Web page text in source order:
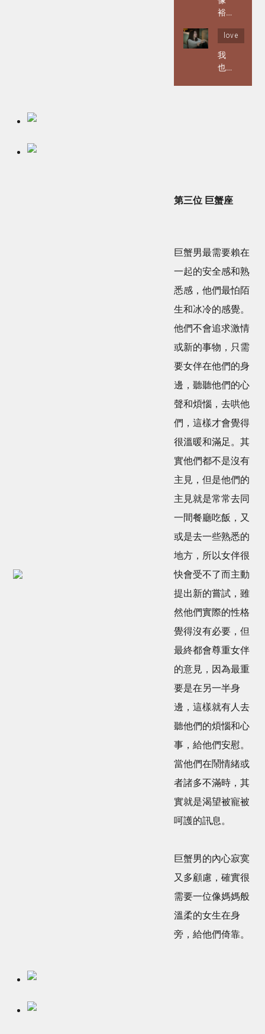
裕
與
林
作
這
樣
love
我
也
第三位 巨蟹座
巨蟹男最需要賴在
一起的安全感和熟
悉感，他們最怕陌
生和冰冷的感覺。
他們不會追求激情
或新的事物，只需
要女伴在他們的身
邊，聽聽他們的心
聲和煩惱，去哄他
們，這樣才會覺得
很溫暖和滿足。其
實他們都不是沒有
主見，但是他們的
主見就是常常去同
一間餐廳吃飯，又
或是去一些熟悉的
地方，所以女伴很
快會受不了而主動
提出新的嘗試，雖
然他們實際的性格
覺得沒有必要，但
最終都會尊重女伴
的意見，因為最重
要是在另一半身
邊，這樣就有人去
聽他們的煩惱和心
事，給他們安慰。
當他們在鬧情緒或
者諸多不滿時，其
實就是渴望被寵被
呵護的訊息。
巨蟹男的內心寂寞
又多顧慮，確實很
需要一位像媽媽般
溫柔的女生在身
旁，給他們倚靠。